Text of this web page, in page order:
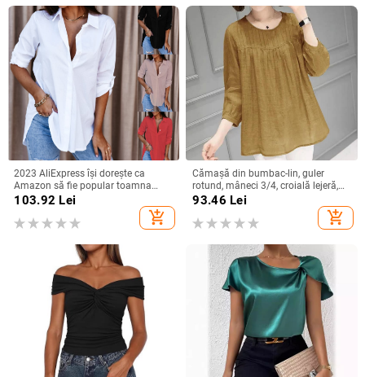
2023 AliExpress își dorește ca
Amazon să fie popular toamna
anului 2023, cămașă simplă cu
mânecă lungă și decolteu în V
pentru femei, cămașă pentru femei
103.92 Lei
add_shopping_cart
Cămașă din bumbac-lin, guler
rotund, mâneci 3/4, croială lejeră,
stil urban de relaxare
93.46 Lei
add_shopping_cart